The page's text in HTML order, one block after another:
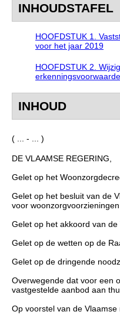
INHOUDSTAFEL
HOOFDSTUK 1.
voor het jaar 2019
HOOFDSTUK 2.
INHOUD
( ... - ... )
DE VLAAMSE REGERING,
Gelet op het
Gelet op het besluit van de
voor
Gelet op het akkoord van
Gelet op de wetten op de
Gelet op de dringende
Overwegende dat voor een
vastgestelde aanbod aan
Op voorstel van de